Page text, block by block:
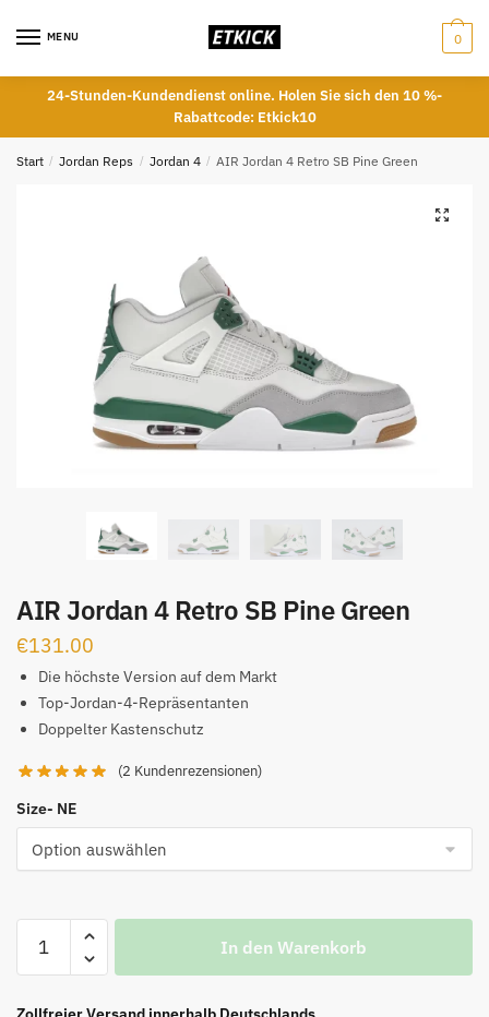
MENU 0
24-Stunden-Kundendienst online. Holen Sie sich den 10 %-
Rabattcode: Etkick10
Start / Jordan Reps / Jordan 4 / AIR Jordan 4 Retro SB Pine Green
AIR Jordan 4 Retro SB Pine Green
€131.00
Die höchste Version auf dem Markt
Top-Jordan-4-Repräsentanten
Doppelter Kastenschutz
(2 Kundenrezensionen)
Size- NE
Jordan
Retro
In den Warenkorb